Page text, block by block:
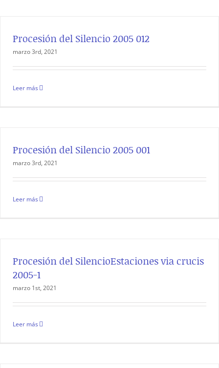
Procesión del Silencio 2005 012
marzo 3rd, 2021
Leer más
Procesión del Silencio 2005 001
marzo 3rd, 2021
Leer más
Procesión del SilencioEstaciones via crucis
2005-1
marzo 1st, 2021
Leer más